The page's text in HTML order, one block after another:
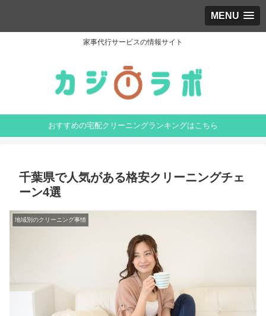
MENU
家事代行サービスの情報サイト
おすすめの宅配クリーニングランキングはこちら
千葉県で人気がある格安クリーニングチェ
ーン4選
地域別のクリーニング事情